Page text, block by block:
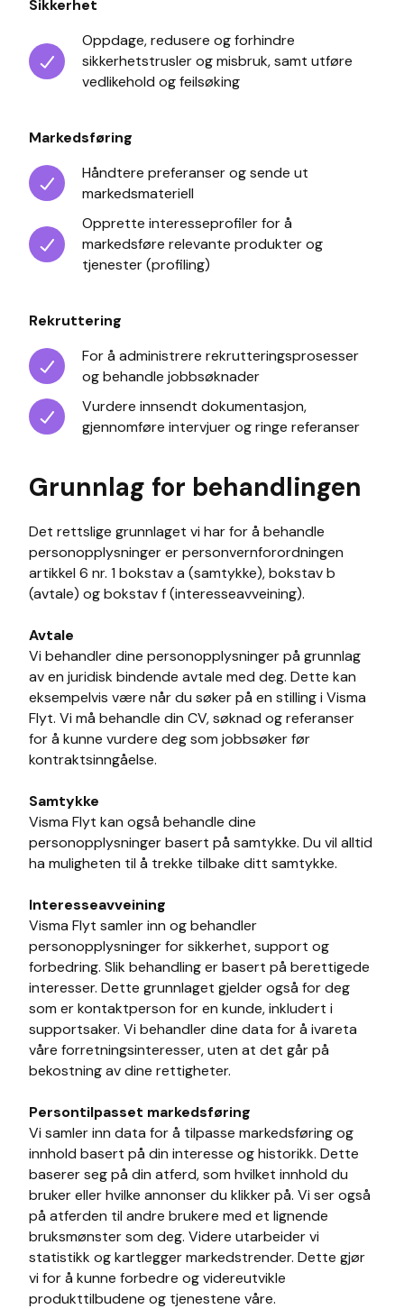
Sikkerhet
Oppdage, redusere og forhindre
sikkerhetstrusler og misbruk, samt utføre
vedlikehold og feilsøking
Markedsføring
Håndtere preferanser og sende ut
markedsmateriell
Opprette interesseprofiler for å
markedsføre relevante produkter og
tjenester (profiling)
Rekruttering
For å administrere rekrutteringsprosesser
og behandle jobbsøknader
Vurdere innsendt dokumentasjon,
gjennomføre intervjuer og ringe referanser
Grunnlag for behandlingen
Det rettslige grunnlaget vi har for å behandle
personopplysninger er personvernforordningen
artikkel 6 nr. 1 bokstav a (samtykke), bokstav b
(avtale) og bokstav f (interesseavveining).
Avtale
Vi behandler dine personopplysninger på grunnlag
av en juridisk bindende avtale med deg. Dette kan
eksempelvis være når du søker på en stilling i Visma
Flyt. Vi må behandle din CV, søknad og referanser
for å kunne vurdere deg som jobbsøker før
kontraktsinngåelse.
Samtykke
Visma Flyt kan også behandle dine
personopplysninger basert på samtykke. Du vil alltid
ha muligheten til å trekke tilbake ditt samtykke.
Interesseavveining
Visma Flyt samler inn og behandler
personopplysninger for sikkerhet, support og
forbedring. Slik behandling er basert på berettigede
interesser. Dette grunnlaget gjelder også for deg
som er kontaktperson for en kunde, inkludert i
supportsaker. Vi behandler dine data for å ivareta
våre forretningsinteresser, uten at det går på
bekostning av dine rettigheter.
Persontilpasset markedsføring
Vi samler inn data for å tilpasse markedsføring og
innhold basert på din interesse og historikk. Dette
baserer seg på din atferd, som hvilket innhold du
bruker eller hvilke annonser du klikker på. Vi ser også
på atferden til andre brukere med et lignende
bruksmønster som deg. Videre utarbeider vi
statistikk og kartlegger markedstrender. Dette gjør
vi for å kunne forbedre og videreutvikle
produkttilbudene og tjenestene våre.